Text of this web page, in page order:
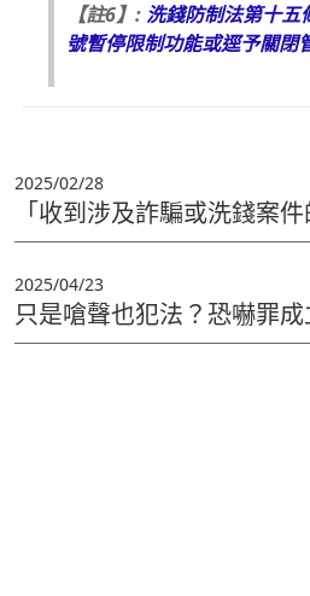
【註6】: 洗錢防制法第十五
號暫停限制功能或逕予關閉
2025/02/28
2025/04/23